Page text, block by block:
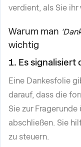
verdient, als Sie
Warum man
wichtig
1. Es signalisiert
Eine Dankesfolie
darauf, dass die
Sie zur
abschließen. Sie
zu steuern.